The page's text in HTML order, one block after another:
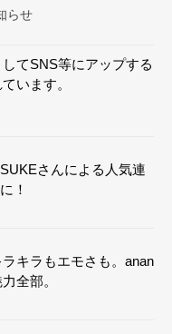
らせ
てSNS等にアップする
います。
さんによる人気連
！
キラもエモさも。anan
全部。